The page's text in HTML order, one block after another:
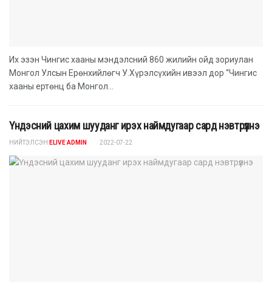
Их эзэн Чингис хааны мэндэлсний 860 жилийн ойд зориулан
Монгол Улсын Ерөнхийлөгч У.Хүрэлсүхийн ивээл дор “Чингис
хааны ертөнц ба Монгол...
Үндэсний цахим шууданг ирэх наймдугаар сард нэвтрүүлнэ
НИЙТЭЛСЭН ELIVE ADMIN 2022-07-22